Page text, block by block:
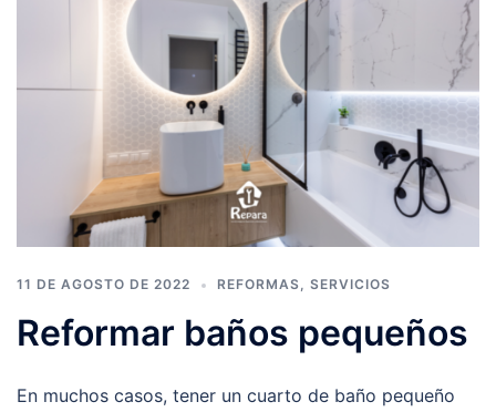
11 DE AGOSTO DE 2022 REFORMAS, SERVICIOS
Reformar baños pequeños
En muchos casos, tener un cuarto de baño pequeño